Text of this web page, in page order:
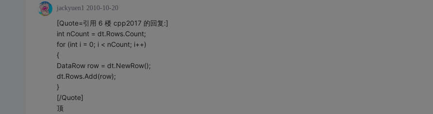
jackyuen1 2010-10-20
[Quote=引用 6 楼 cpp2017 的回复:]
int nCount = dt.Rows.Count;
for (int i = 0; i < nCount; i++)
{
DataRow row = dt.NewRow();
dt.Rows.Add(row);
}
[/Quote]
顶